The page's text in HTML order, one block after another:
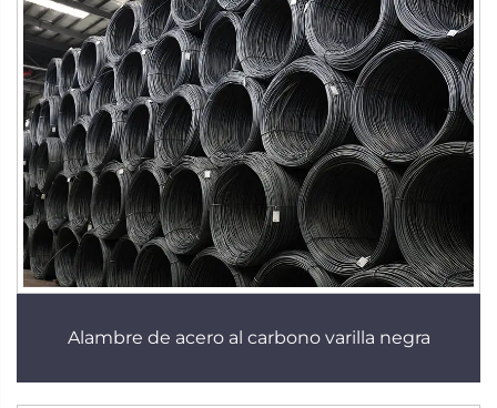
Alambre de acero al carbono varilla negra